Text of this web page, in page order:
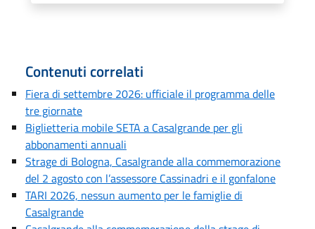
Contenuti correlati
Fiera di settembre 2026: ufficiale il programma delle
tre giornate
Biglietteria mobile SETA a Casalgrande per gli
abbonamenti annuali
Strage di Bologna, Casalgrande alla commemorazione
del 2 agosto con l’assessore Cassinadri e il gonfalone
TARI 2026, nessun aumento per le famiglie di
Casalgrande